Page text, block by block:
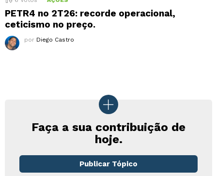
PETR4 no 2T26: recorde operacional,
ceticismo no preço.
por Diego Castro
Faça a sua contribuição de
hoje.
Publicar Tópico